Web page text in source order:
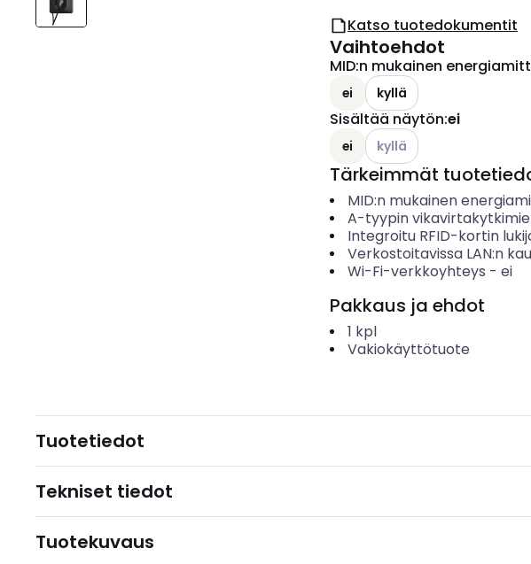
Katso tuotedokumentit
Vaihtoehdot
MID:n mukainen
ei kyllä
Sisältää näytön:ei
ei Katso käytettävissä olevat
kyllä
Tärkeimmät
MID:n mukainen
A-tyypin
Integroitu RFID-kortin
Verkostoitavissa LAN:n
Wi-Fi-verkkoyhteys - ei
Pakkaus ja ehdot
1 kpl
Vakiokäyttötuote
Tuotetiedot
Tekniset tiedot
Tuotekuvaus